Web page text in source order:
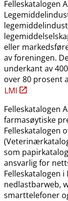
Felleskatalogen
eller
av foreningen.
underkant av
over 80 prosent
LMI
Felleskatalogen
farmasøytiske
Felleskatalogen
som
ansvarlig for
Felleskatalogen
nedlastbarweb,
smarttelefoner